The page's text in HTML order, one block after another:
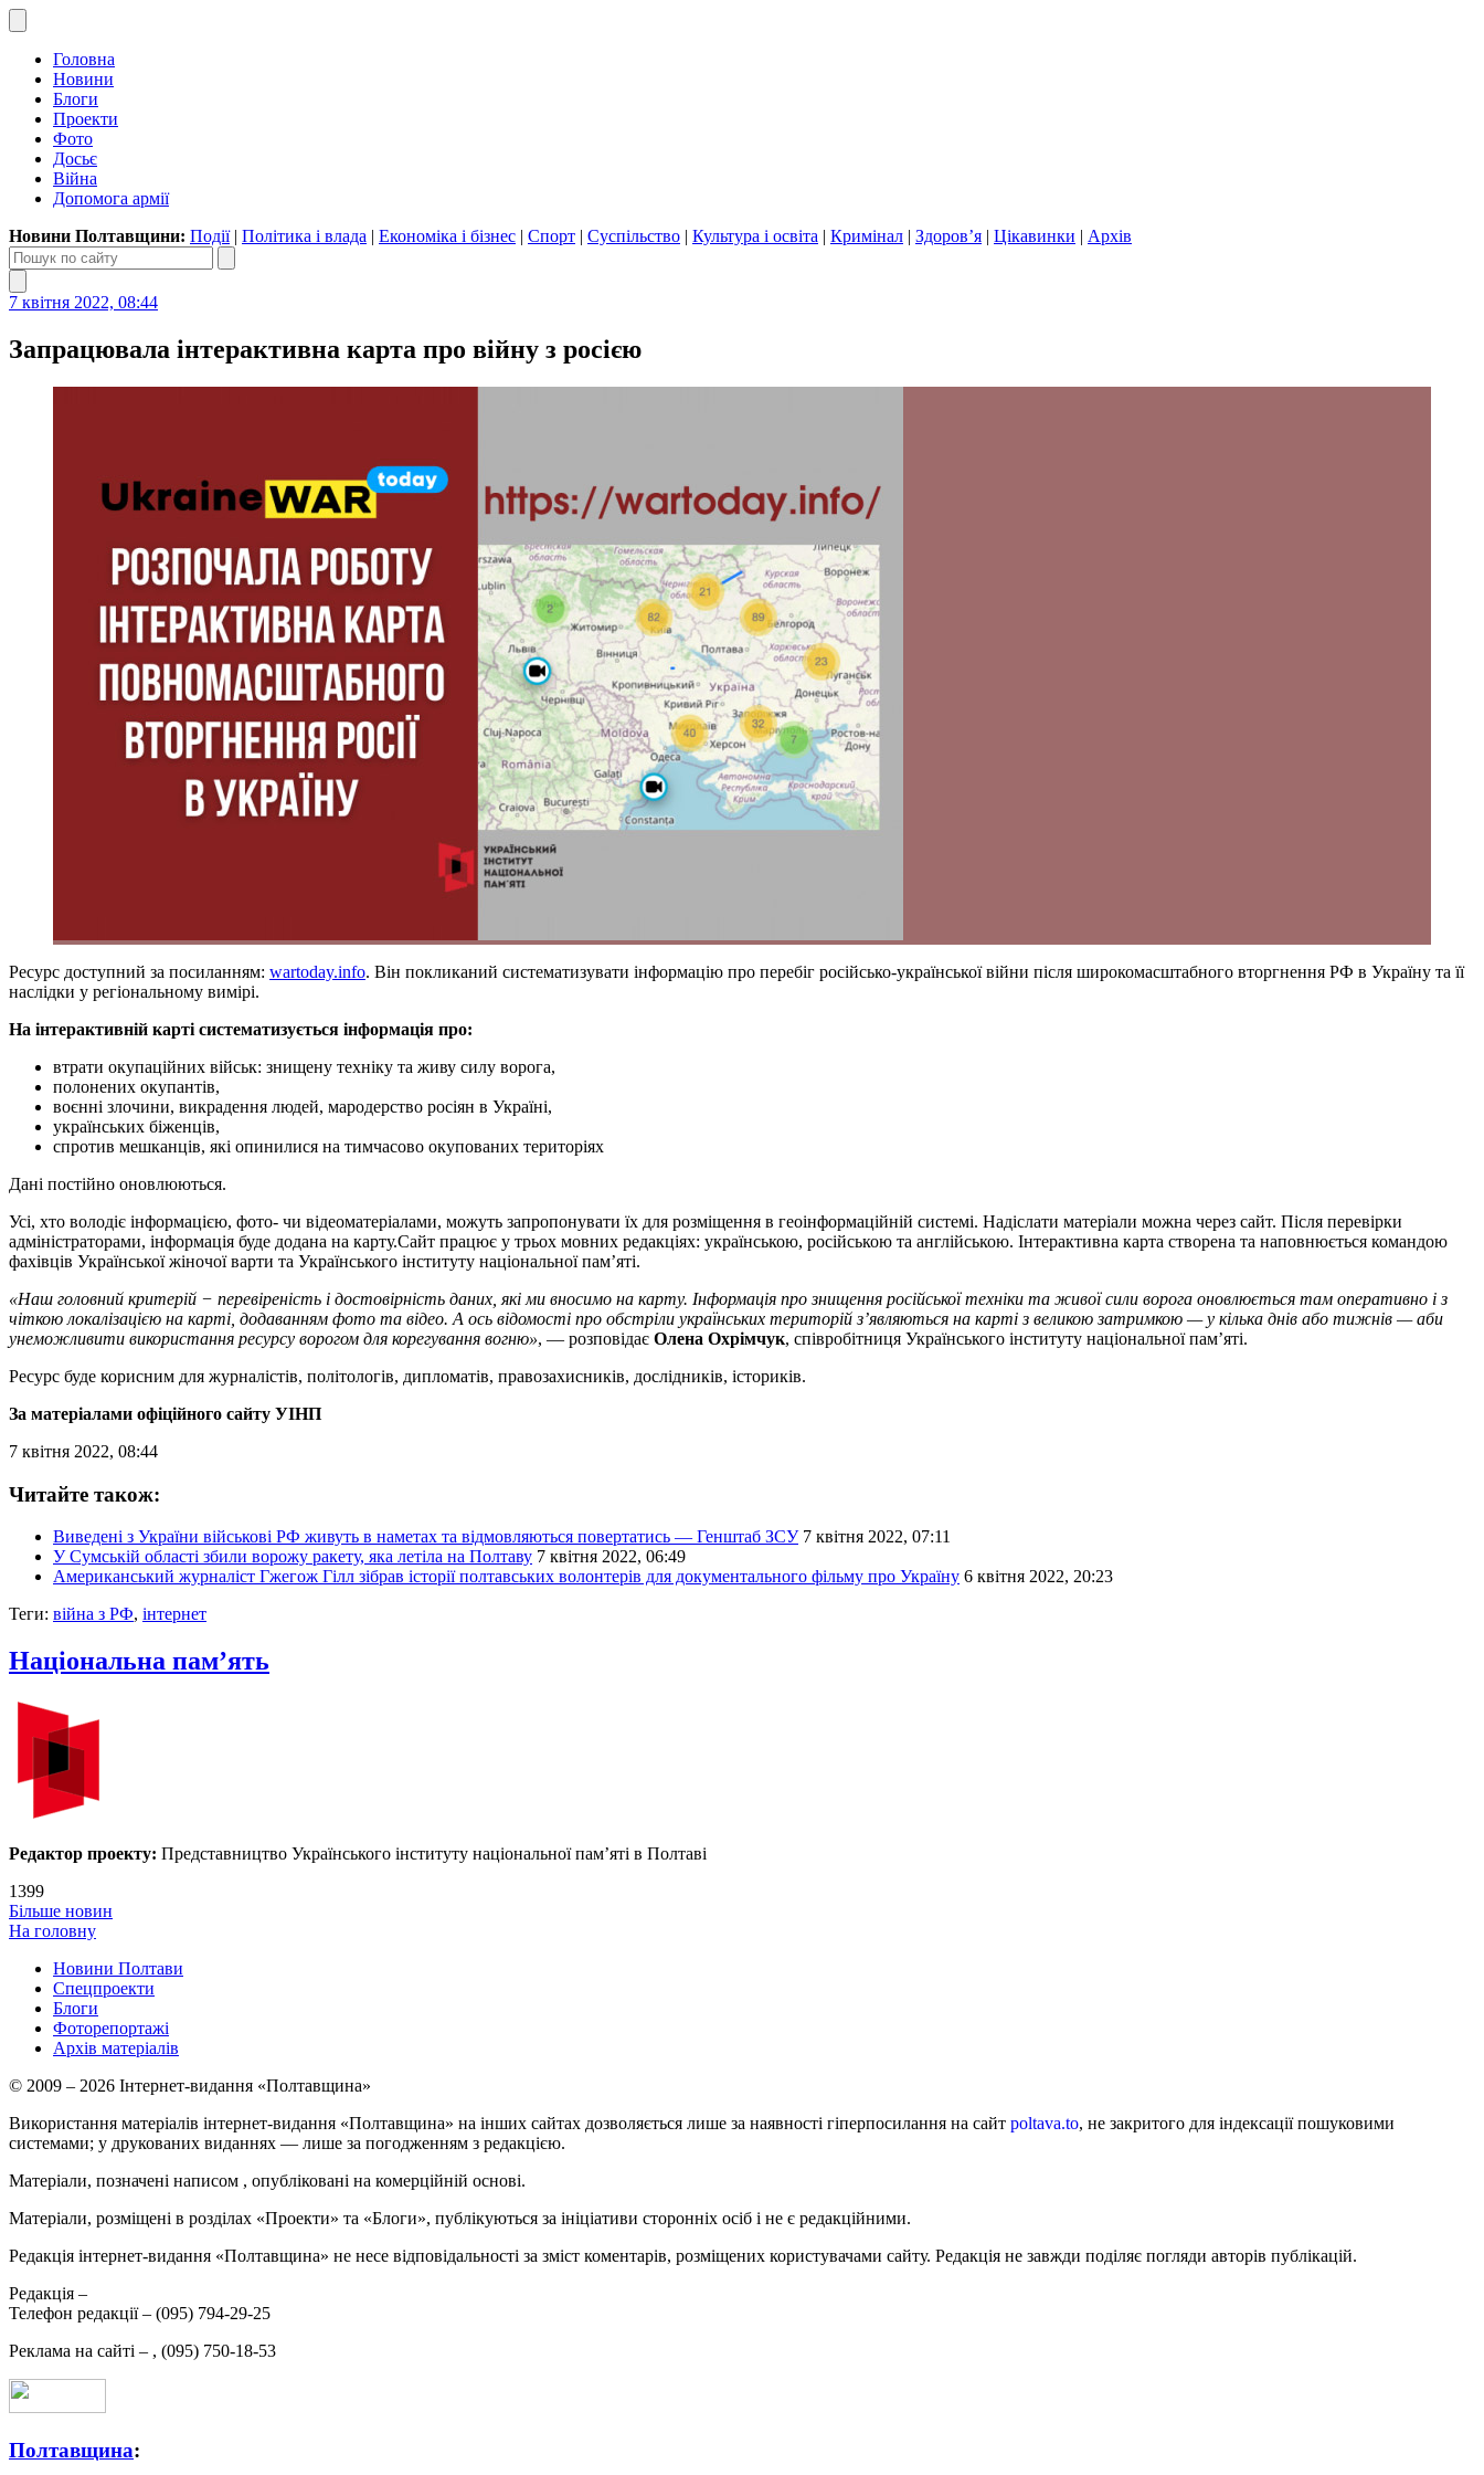
Головна
Новини
Блоги
Проекти
Фото
Досьє
Війна
Допомога армії
Новини Полтавщини: Події| Політика і влада | Економіка і бізнес | Спорт | Суспільство | Культура і освіта | Кримінал | Здоров’я | Цікавинки | Архів
7 квітня 2022, 08:44
Запрацювала інтерактивна карта про війну з росією
Ресурс доступний за посиланням: wartoday.info. Він покликаний систематизувати інформацію про перебіг російсько-української війни після широкомасштабного вторгнення РФ в Україну та її
наслідки у регіональному вимірі.
На інтерактивній карті систематизується інформація про:
втрати окупаційних військ: знищену техніку та живу силу ворога,
полонених окупантів,
воєнні злочини, викрадення людей, мародерство росіян в Україні,
українських біженців,
спротив мешканців, які опинилися на тимчасово окупованих територіях
Дані постійно оновлюються.
Усі, хто володіє інформацією, фото- чи відеоматеріалами, можуть запропонувати їх для розміщення в геоінформаційній системі. Надіслати матеріали можна через сайт. Після перевірки
адміністраторами, інформація буде додана на карту.Сайт працює у трьох мовних редакціях: українською, російською та англійською. Інтерактивна карта створена та наповнюється командою
фахівців Української жіночої варти та Українського інституту національної пам’яті.
«Наш головний критерій − перевіреність і достовірність даних, які ми вносимо на карту. Інформація про знищення російської техніки та живої сили ворога оновлюється там оперативно і з
чіткою локалізацією на карті, додаванням фото та відео. А ось відомості про обстріли українських територій з’являються на карті з великою затримкою — у кілька днів або тижнів — аби
унеможливити використання ресурсу ворогом для корегування вогню», — розповідає Олена Охрімчук, співробітниця Українського інституту національної пам’яті.
Ресурс буде корисним для журналістів, політологів, дипломатів, правозахисників, дослідників, істориків.
За матеріалами офіційного сайту УІНП
7 квітня 2022, 08:44
Читайте також:
Виведені з України військові РФ живуть в наметах та відмовляються повертатись — Генштаб ЗСУ 7 квітня 2022, 07:11
У Сумській області збили ворожу ракету, яка летіла на Полтаву 7 квітня 2022, 06:49
Американський журналіст Гжегож Гілл зібрав історії полтавських волонтерів для документального фільму про Україну 6 квітня 2022, 20:23
Теги: війна з РФ, інтернет
Національна пам’ять
Редактор проекту: Представництво Українського інституту національної пам’яті в Полтаві
1399
Більше новин
На головну
Новини Полтави
Спецпроекти
Блоги
Фоторепортажі
Архів матеріалів
© 2009 – 2026 Інтернет-видання «Полтавщина»
Використання матеріалів інтернет-видання «Полтавщина» на інших сайтах дозволяється лише за наявності гіперпосилання на сайт poltava.to, не закритого для індексації пошуковими
системами; у друкованих виданнях — лише за погодженням з редакцією.
Матеріали, позначені написом , опубліковані на комерційній основі.
Матеріали, розміщені в розділах «Проекти» та «Блоги», публікуються за ініціативи сторонніх осіб і не є редакційними.
Редакція інтернет-видання «Полтавщина» не несе відповідальності за зміст коментарів, розміщених користувачами сайту. Редакція не завжди поділяє погляди авторів публікацій.
Редакція –
Телефон редакції – (095) 794-29-25
Реклама на сайті – , (095) 750-18-53
Полтавщина: